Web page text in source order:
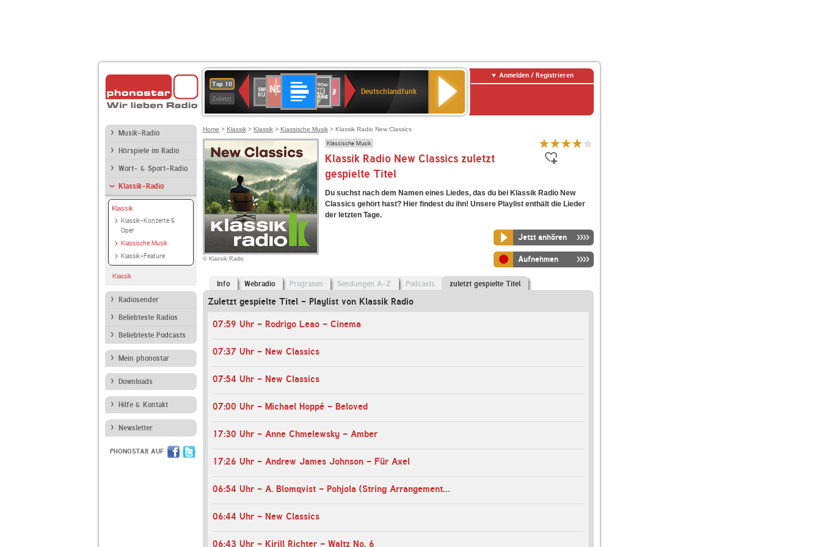
Top 10
Zuletzt
Deutschlandfunk
80er
90er
OLDIE
ANTENNE
SWR3
SWR
Kultur
2
Deutschlandfunk
Anmelden / Registrieren
Musik-Radio
Hörspiele im Radio
Wort- & Sport-Radio
Klassik-Radio
Klassik
Klassik-Konzerte &
Oper
Klassische Musik
Klassik-Feature
Klassik
Radiosender
Beliebteste Radios
Beliebteste Podcasts
Mein phonostar
Downloads
Hilfe & Kontakt
Newsletter
PHONOSTAR AUF
Home > Klassik > Klassik > Klassische Musik > Klassik Radio New Classics
© Klassik Radio
Klassische Musik
Klassik Radio New Classics zuletzt
gespielte Titel
Du suchst nach dem Namen eines Liedes, das du bei Klassik Radio New
Classics gehört hast? Hier findest du ihn! Unsere Playlist enthält die Lieder
der letzten Tage.
Jetzt anhören
Aufnehmen
Info Webradio Programm Sendungen A-Z Podcasts zuletzt gespielte Titel
Zuletzt gespielte Titel - Playlist von Klassik Radio
07:59 Uhr - Rodrigo Leao - Cinema
07:37 Uhr - New Classics
07:54 Uhr - New Classics
07:00 Uhr - Michael Hoppé - Beloved
17:30 Uhr - Anne Chmelewsky - Amber
17:26 Uhr - Andrew James Johnson - Für Axel
06:54 Uhr - A. Blomqvist - Pohjola (String Arrangement by Carlos Hof)
06:44 Uhr - New Classics
06:43 Uhr - Kirill Richter - Waltz No. 6